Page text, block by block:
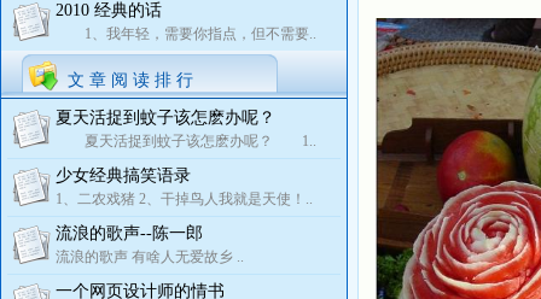
2010 经典的话
1、我年轻，需要你指点，但不需要..
文 章 阅 读 排 行
夏天活捉到蚊子该怎麽办呢？
夏天活捉到蚊子该怎麽办呢？ 1..
少女经典搞笑语录
1、二农戏猪 2、干掉鸟人我就是天使！..
流浪的歌声--陈一郎
流浪的歌声 有啥人无爱故乡 ..
一个网页设计师的情书